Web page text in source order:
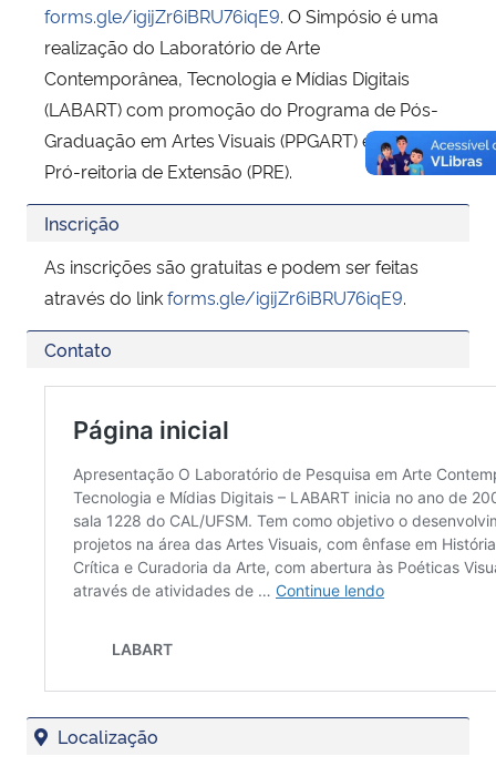
forms.gle/igijZr6iBRU76iqE9. O Simpósio é uma
realização do Laboratório de Arte
Contemporânea, Tecnologia e Mídias Digitais
(LABART) com promoção do Programa de Pós-
Graduação em Artes Visuais (PPGART) e apoio da
Pró-reitoria de Extensão (PRE).
Inscrição
As inscrições são gratuitas e podem ser feitas
através do linkforms.gle/igijZr6iBRU76iqE9.
Contato
Localização